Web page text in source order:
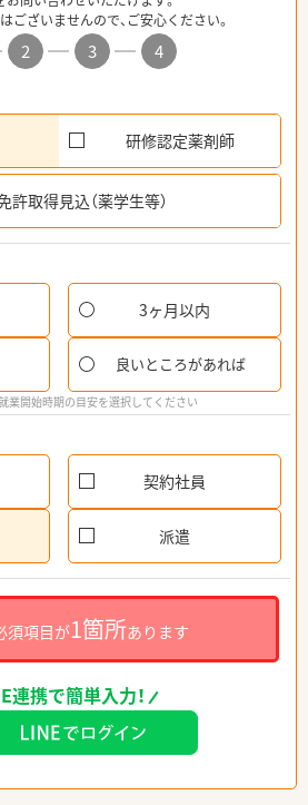
ございませんので、ご安心ください。
2 3
4
研修認定薬剤師
許取得見込（薬学生等）
3ヶ月以内
良いところがあれば
業開始時期の目安を選択してください
契約社員
派遣
須項目が1箇所あります
連携で簡単入力！